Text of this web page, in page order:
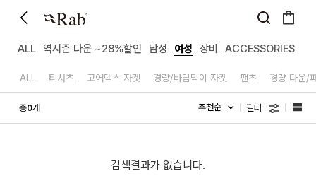
ALL 역시즌 다운 ~28%할인 남성 여성 장비 ACCESSORIES
ALL 티셔츠 고어텍스 자켓 경량/바람막이 자켓 팬츠 경량 다운/
총0개 필터
검색결과가 없습니다.